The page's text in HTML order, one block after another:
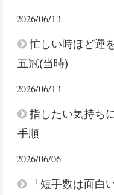
2026/06/13
忙しい時ほど運
五冠(当時)
2026/06/13
指したい気持ち
手順
2026/06/06
「短手数は面白い